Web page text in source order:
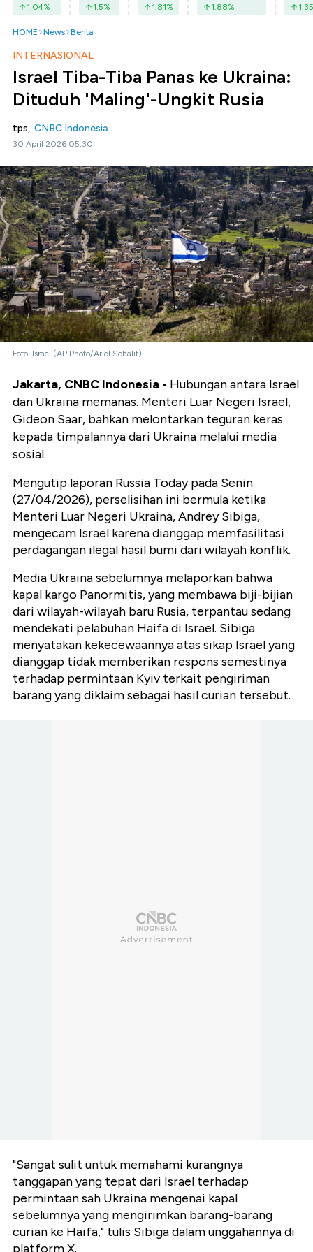
1.04% 1.5% 1.81% 1.88% 1.35
HOME News Berita
INTERNASIONAL
Israel Tiba-Tiba Panas ke Ukraina:
Dituduh 'Maling'-Ungkit Rusia
tps, CNBC Indonesia
30 April 2026 05:30
Foto: Israel (AP Photo/Ariel Schalit)
Jakarta, CNBC Indonesia - Hubungan antara Israel
dan Ukraina memanas. Menteri Luar Negeri Israel,
Gideon Saar, bahkan melontarkan teguran keras
kepada timpalannya dari Ukraina melalui media
sosial.
Mengutip laporan Russia Today pada Senin
(27/04/2026), perselisihan ini bermula ketika
Menteri Luar Negeri Ukraina, Andrey Sibiga,
mengecam Israel karena dianggap memfasilitasi
perdagangan ilegal hasil bumi dari wilayah konflik.
Media Ukraina sebelumnya melaporkan bahwa
kapal kargo Panormitis, yang membawa biji-bijian
dari wilayah-wilayah baru Rusia, terpantau sedang
mendekati pelabuhan Haifa di Israel. Sibiga
menyatakan kekecewaannya atas sikap Israel yang
dianggap tidak memberikan respons semestinya
terhadap permintaan Kyiv terkait pengiriman
barang yang diklaim sebagai hasil curian tersebut.
"Sangat sulit untuk memahami kurangnya
tanggapan yang tepat dari Israel terhadap
permintaan sah Ukraina mengenai kapal
sebelumnya yang mengirimkan barang-barang
curian ke Haifa," tulis Sibiga dalam unggahannya di
platform X.